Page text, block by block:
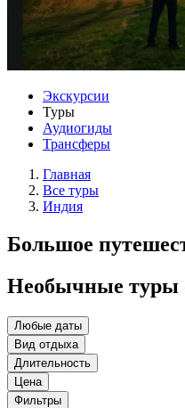
Экскурсии
Туры
Аудиогиды
Трансферы
Главная
Все туры
Индия
Большое
Необычные туры
Любые даты
Вид отдыха
Длительность
Цена
Фильтры